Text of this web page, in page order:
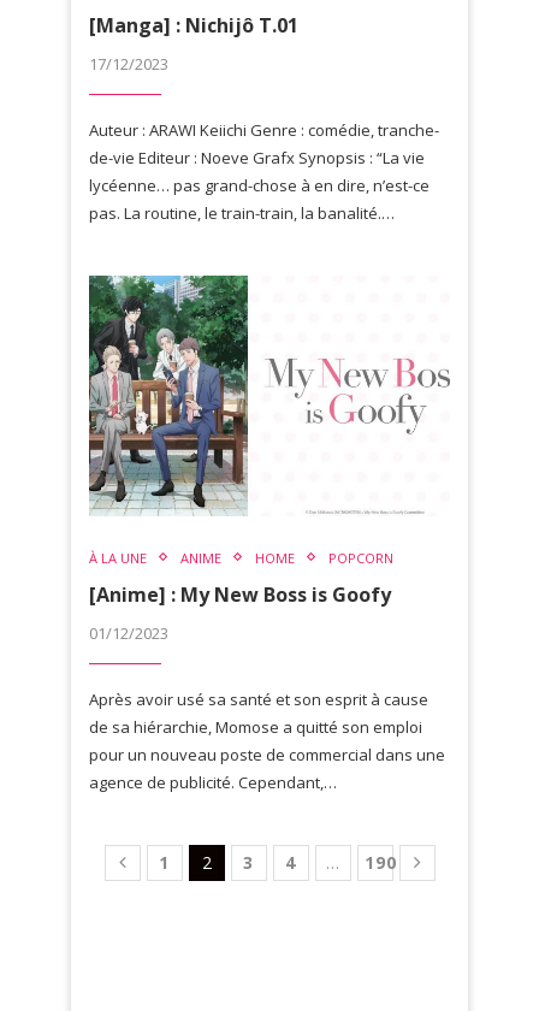
[Manga] : Nichijô T.01
17/12/2023
Auteur : ARAWI Keiichi Genre : comédie, tranche-
de-vie Editeur : Noeve Grafx Synopsis : “La vie
lycéenne… pas grand-chose à en dire, n’est-ce
pas. La routine, le train-train, la banalité.…
À LA UNE ANIME HOME POPCORN
[Anime] : My New Boss is Goofy
01/12/2023
Après avoir usé sa santé et son esprit à cause
de sa hiérarchie, Momose a quitté son emploi
pour un nouveau poste de commercial dans une
agence de publicité. Cependant,…
1 2 3 4 … 190